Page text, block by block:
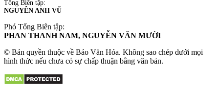
Tổng Biên tập:
NGUYỄN ANH VŨ
Phó Tổng Biên tập:
PHAN THANH NAM, NGUYỄN VĂN MƯỜI
© Bản quyền thuộc về Báo Văn Hóa. Không sao chép dưới mọi
hình thức nếu chưa có sự chấp thuận bằng văn bản.